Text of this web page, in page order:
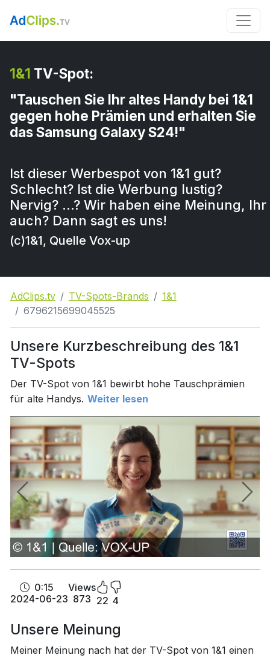
1&1 TV-Spot:
"Tauschen Sie Ihr altes Handy bei 1&1
gegen hohe Prämien und erhalten Sie
das Samsung Galaxy S24!"
Ist dieser Werbespot von 1&1 gut?
Schlecht? Ist die Werbung lustig?
Nervig? …? Wir haben eine Meinung, Ihr
auch? Dann sagt es uns!
(c)1&1, Quelle Vox-up
AdClips.tv TV-Spots-Brands
1&1
6796215699045525
Unsere Kurzbeschreibung des 1&1
TV-Spots
Der TV-Spot von 1&1 bewirbt hohe Tauschprämien
für alte Handys. Weiter lesen
0:15
2024-06-23
Views
873 22 4
Unsere Meinung
Meiner Meinung nach hat der TV-Spot von 1&1 einen